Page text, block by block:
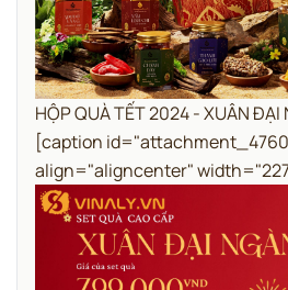
HỘP QUÀ TẾT 2024 - XUÂN
[caption
align="aligncenter"